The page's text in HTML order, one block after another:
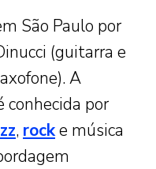
São Paulo por
(guitarra e
A
conhecida por
, rocke música